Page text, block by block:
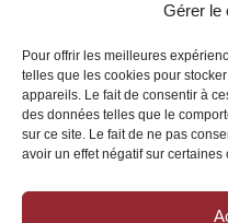
Gérer le
Pour offrir les meilleures
telles que les cookies pour
appareils. Le fait de consentir à
des données telles que le
sur ce site. Le fait de ne pas
avoir un effet négatif sur